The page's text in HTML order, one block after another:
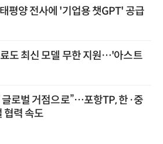
평양 전사에 '기업용 챗GPT' 공급
도 최신 모델 무한 지원…'아스트
글로벌 거점으로”…포항TP, 한·중
협력 속도